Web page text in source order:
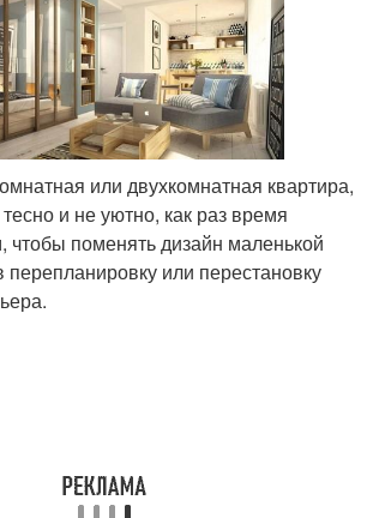
или двухкомнатная квартира,
и не уютно, как раз время
чтобы поменять дизайн маленькой
перепланировку или перестановку